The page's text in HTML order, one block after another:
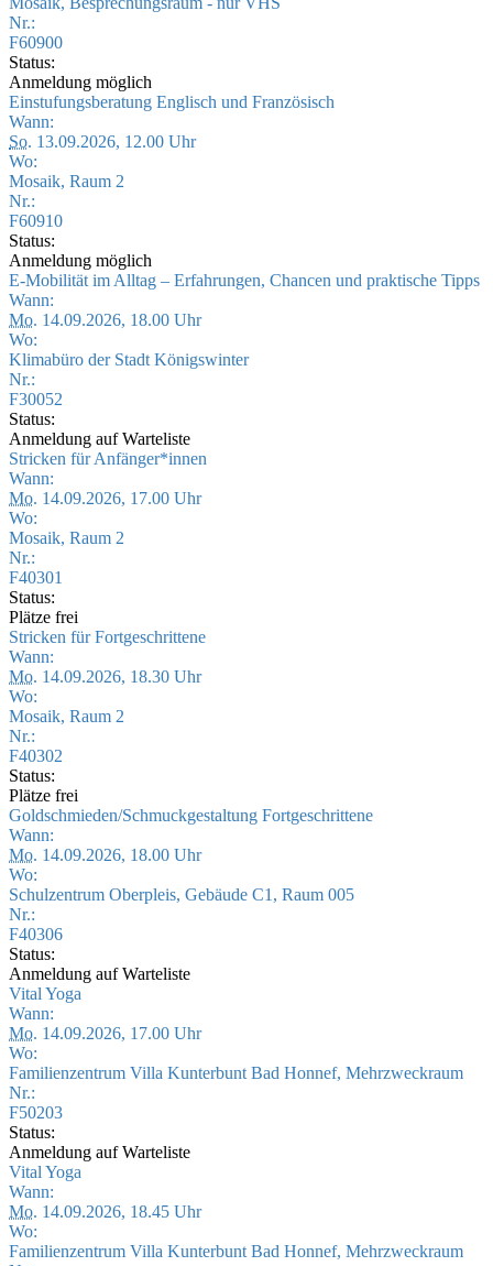
Nr.:
F60900
Status:
Anmeldung möglich
Einstufungsberatung Englisch und Französisch
Wann:
So. 13.09.2026, 12.00 Uhr
Wo:
Mosaik, Raum 2
Nr.:
F60910
Status:
Anmeldung möglich
E-Mobilität im Alltag – Erfahrungen, Chancen und praktische Tipps
Wann:
Mo. 14.09.2026, 18.00 Uhr
Wo:
Klimabüro der Stadt Königswinter
Nr.:
F30052
Status:
Anmeldung auf Warteliste
Stricken für Anfänger*innen
Wann:
Mo. 14.09.2026, 17.00 Uhr
Wo:
Mosaik, Raum 2
Nr.:
F40301
Status:
Plätze frei
Stricken für Fortgeschrittene
Wann:
Mo. 14.09.2026, 18.30 Uhr
Wo:
Mosaik, Raum 2
Nr.:
F40302
Status:
Plätze frei
Goldschmieden/Schmuckgestaltung Fortgeschrittene
Wann:
Mo. 14.09.2026, 18.00 Uhr
Wo:
Schulzentrum Oberpleis, Gebäude C1, Raum 005
Nr.:
F40306
Status:
Anmeldung auf Warteliste
Vital Yoga
Wann:
Mo. 14.09.2026, 17.00 Uhr
Wo:
Familienzentrum Villa Kunterbunt Bad Honnef, Mehrzweckraum
Nr.:
F50203
Status:
Anmeldung auf Warteliste
Vital Yoga
Wann:
Mo. 14.09.2026, 18.45 Uhr
Wo:
Familienzentrum Villa Kunterbunt Bad Honnef, Mehrzweckraum